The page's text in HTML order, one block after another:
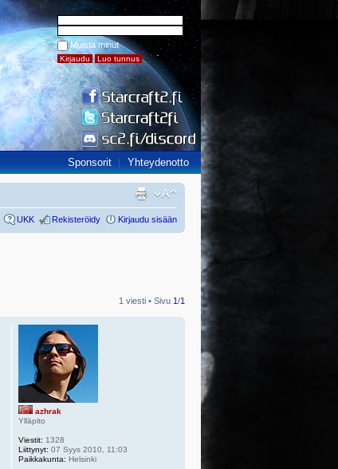
Muista minut
Sponsorit Yhteydenotto
UKK Rekisteröidy Kirjaudu sisään
1 viesti • Sivu 1/1
azhrak
Ylläpito
Viestit: 1328
Liittynyt: 07 Syys 2010, 11:03
Paikkakunta: Helsinki